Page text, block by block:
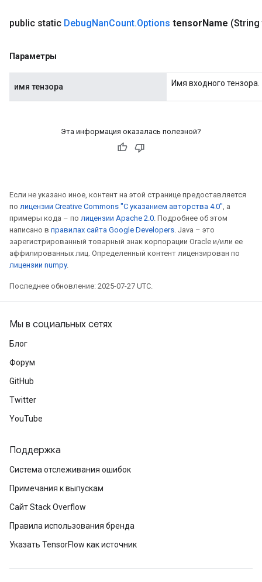
public static DebugNanCount.Options tensorName
Параметры
имя тензора Имя входного тензора.
Эта информация оказалась полезной?
Если не указано иное, контент на этой странице предоставляется
по лицензии Creative Commons "С указанием авторства 4.0", а
примеры кода – по лицензии Apache 2.0. Подробнее об этом
написано в правилах сайта Google Developers. Java – это
зарегистрированный товарный знак корпорации Oracle и/или ее
аффилированных лиц. Определенный контент лицензирован по
лицензии numpy.
Последнее обновление: 2025-07-27 UTC.
Мы в социальных сетях
Блог
Форум
GitHub
Twitter
YouTube
Поддержка
Система отслеживания ошибок
Примечания к выпускам
Сайт Stack Overflow
Правила использования бренда
Указать TensorFlow как источник